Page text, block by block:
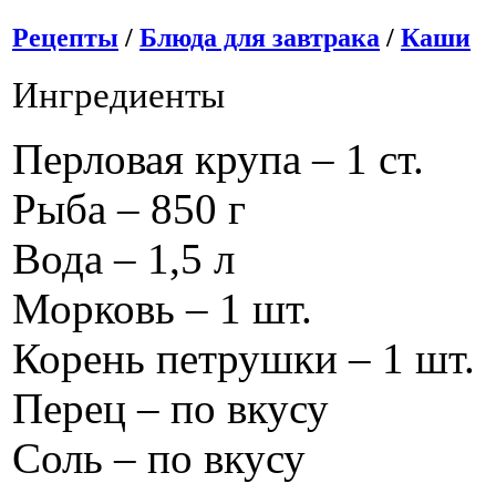
Рецепты / Блюда для завтрака / Каши
Ингредиенты
Перловая крупа – 1 ст.
Рыба – 850 г
Вода – 1,5 л
Морковь – 1 шт.
Корень петрушки – 1 шт.
Перец – по вкусу
Соль – по вкусу